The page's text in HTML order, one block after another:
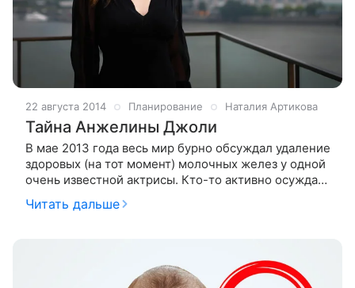
22 августа 2014 Планирование Наталия Артикова
Тайна Анжелины Джоли
В мае 2013 года весь мир бурно обсуждал удаление
здоровых (на тот момент) молочных желез у одной
очень известной актрисы. Кто-то активно осуждал,
кто-то поддерживал, кто-то считал это происками
мировой фарминдустрии,
Читать дальше